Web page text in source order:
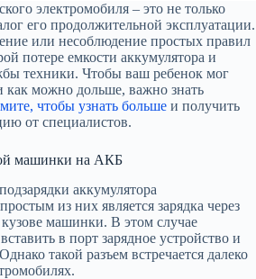
электромобиля – это не только
его продолжительной эксплуатации.
или несоблюдение простых правил
потере емкости аккумулятора и
техники. Чтобы ваш ребенок мог
как можно дольше, важно знать
чтобы узнать больше и получить
от специалистов.
машинки на АКБ
аккумулятора
из них является зарядка через
машинки. В этом случае
в порт зарядное устройство и
такой разъем встречается далеко